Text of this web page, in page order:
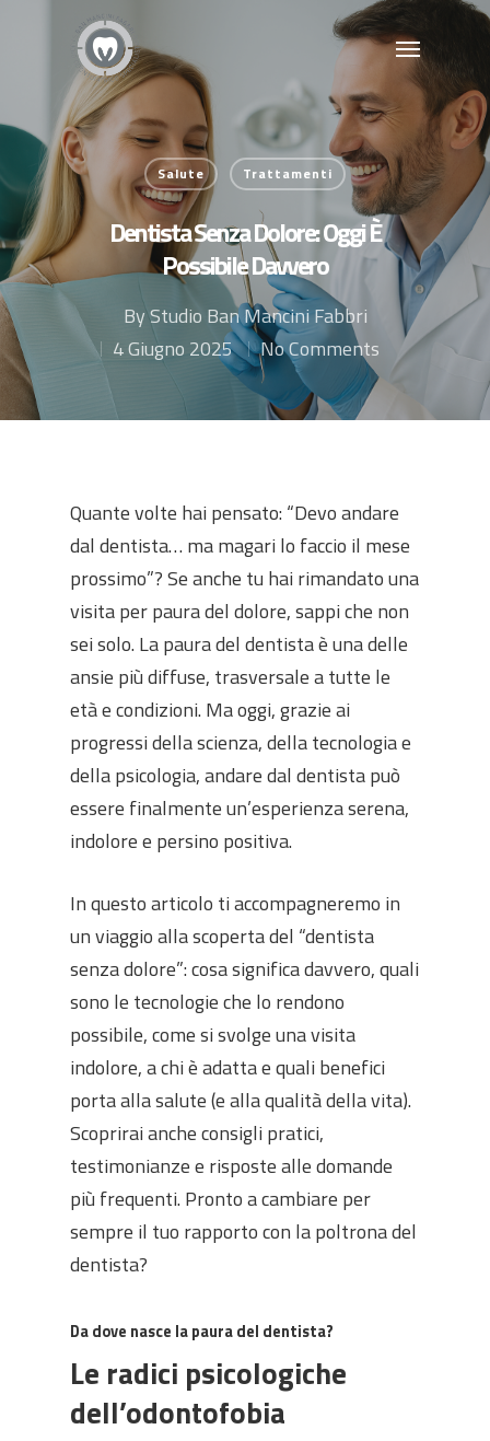
Salute Trattamenti
Dentista Senza Dolore: Oggi È
Possibile Davvero
ByStudio Ban Mancini Fabbri
4 Giugno 2025
No Comments
Quante volte hai pensato: “Devo andare
dal dentista… ma magari lo faccio il mese
prossimo”? Se anche tu hai rimandato una
visita per paura del dolore, sappi che non
sei solo. La paura del dentista è una delle
ansie più diffuse, trasversale a tutte le
età e condizioni. Ma oggi, grazie ai
progressi della scienza, della tecnologia e
della psicologia, andare dal dentista può
essere finalmente un’esperienza serena,
indolore e persino positiva.
In questo articolo ti accompagneremo in
un viaggio alla scoperta del “dentista
senza dolore”: cosa significa davvero, quali
sono le tecnologie che lo rendono
possibile, come si svolge una visita
indolore, a chi è adatta e quali benefici
porta alla salute (e alla qualità della vita).
Scoprirai anche consigli pratici,
testimonianze e risposte alle domande
più frequenti. Pronto a cambiare per
sempre il tuo rapporto con la poltrona del
dentista?
Da dove nasce la paura del dentista?
Le radici psicologiche
dell’odontofobia